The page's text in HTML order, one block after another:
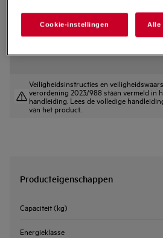
Veiligheidsinstructies en
verordening 2023/988 staan vermeld in
handleiding. Lees de volledige
van het product.
Producteigenschappen
Capaciteit (kg)
Energieklasse
Cookie-instellingen Alle